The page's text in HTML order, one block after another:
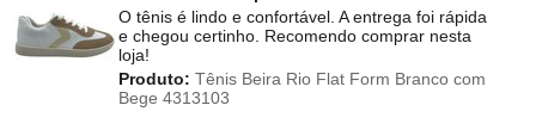
O tênis é lindo e confortável. A entrega foi rápida
e chegou certinho. Recomendo comprar nesta
loja!
Produto: Tênis Beira Rio Flat Form Branco com
Bege 4313103